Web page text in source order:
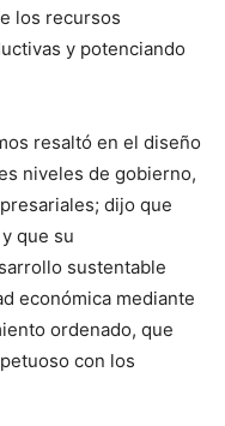
los recursos
y potenciando
resaltó en el diseño
niveles de gobierno,
dijo que
que su
sustentable
económica mediante
ordenado, que
con los